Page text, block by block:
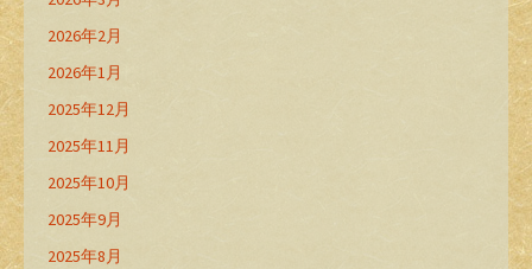
2026年2月
2026年1月
2025年12月
2025年11月
2025年10月
2025年9月
2025年8月